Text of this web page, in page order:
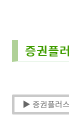
증권플
▶ 증권플러